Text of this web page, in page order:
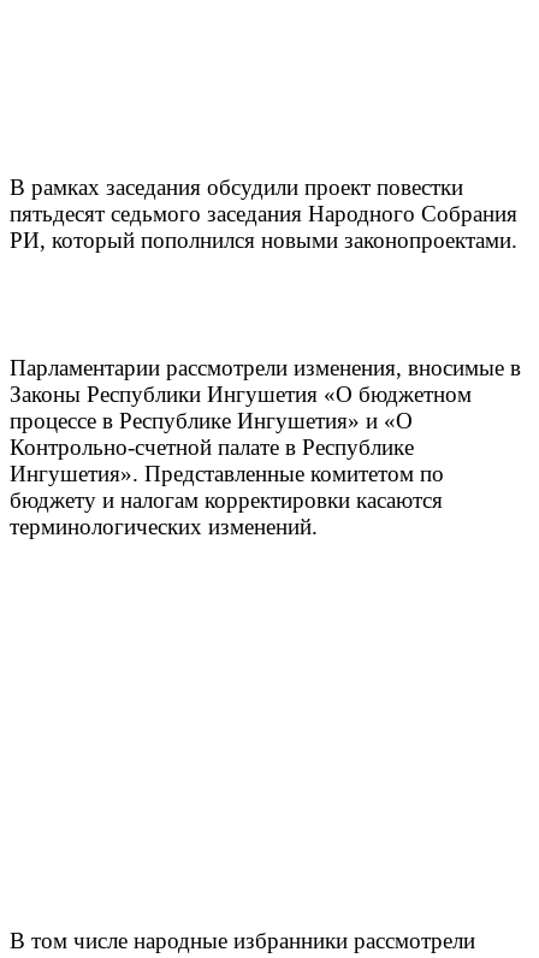
В рамках заседания обсудили проект повестки
пятьдесят седьмого заседания Народного Собрания
РИ, который пополнился новыми законопроектами.
Парламентарии рассмотрели изменения, вносимые в
Законы Республики Ингушетия «О бюджетном
процессе в Республике Ингушетия» и «О
Контрольно-счетной палате в Республике
Ингушетия». Представленные комитетом по
бюджету и налогам корректировки касаются
терминологических изменений.
В том числе народные избранники рассмотрели